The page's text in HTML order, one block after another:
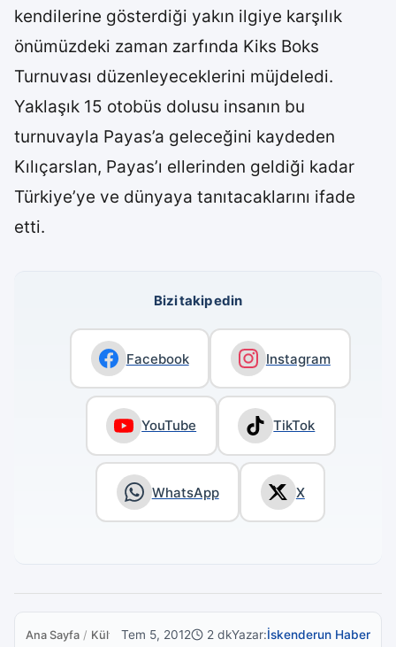
kendilerine gösterdiği yakın ilgiye karşılık
önümüzdeki zaman zarfında Kiks Boks
Turnuvası düzenleyeceklerini müjdeledi.
Yaklaşık 15 otobüs dolusu insanın bu
turnuvayla Payas’a geleceğini kaydeden
Kılıçarslan, Payas’ı ellerinden geldiği kadar
Türkiye’ye ve dünyaya tanıtacaklarını ifade
etti.
Bizi takip edin
Facebook Instagram
YouTube TikTok
WhatsApp X
Ana Sayfa / Kültür Sanat
Tem 5, 2012 2 dkYazar:İskenderun Haber